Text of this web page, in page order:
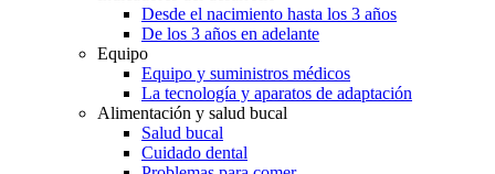
Desde el nacimiento hasta los 3 años
De los 3 años en adelante
Equipo
Equipo y suministros médicos
La tecnología y aparatos de adaptación
Alimentación y salud bucal
Salud bucal
Cuidado dental